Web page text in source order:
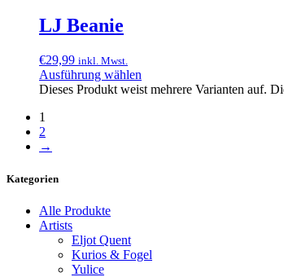
LJ Beanie
€29,99 inkl. Mwst.
Ausführung wählen
Dieses Produkt weist mehrere Varianten auf.
1
2
→
Kategorien
Alle Produkte
Artists
Eljot Quent
Kurios & Fogel
Yulice